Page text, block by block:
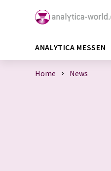
ANALYTICA MESSEN
Home News